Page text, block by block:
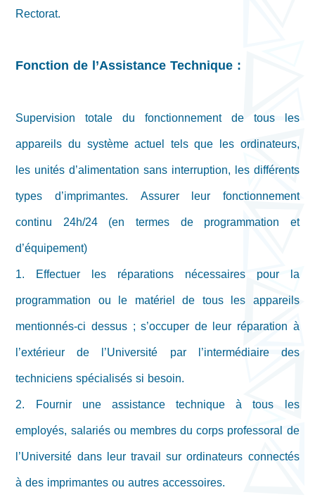
Rectorat.
Fonction de l’Assistance Technique :
Supervision totale du fonctionnement de tous les
appareils du système actuel tels que les ordinateurs,
les unités d’alimentation sans interruption, les différents
types d’imprimantes. Assurer leur fonctionnement
continu 24h/24 (en termes de programmation et
d’équipement)
1. Effectuer les réparations nécessaires pour la
programmation ou le matériel de tous les appareils
mentionnés-ci dessus ; s’occuper de leur réparation à
l’extérieur de l’Université par l’intermédiaire des
techniciens spécialisés si besoin.
2. Fournir une assistance technique à tous les
employés, salariés ou membres du corps professoral de
l’Université dans leur travail sur ordinateurs connectés
à des imprimantes ou autres accessoires.